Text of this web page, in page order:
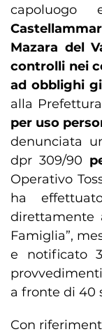
Mazara del
controlli nei
ad obblighi
alla
per uso
denunciata
dpr 309/90
Operativo
ha
direttamente
Famiglia”,
e notificato
a fronte di 40
Con